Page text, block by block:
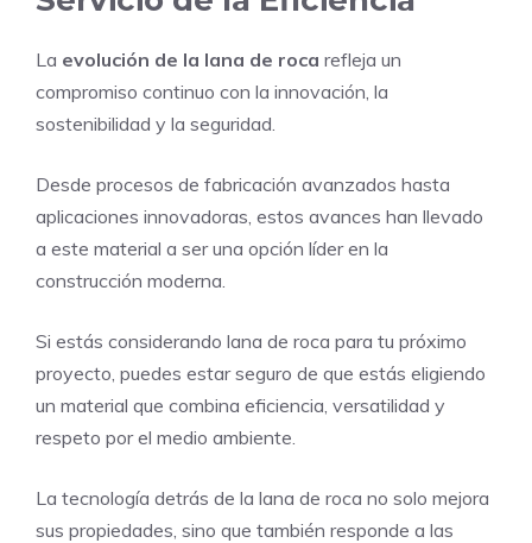
La evolución de la lana de roca refleja un
compromiso continuo con la innovación, la
sostenibilidad y la seguridad.
Desde procesos de fabricación avanzados hasta
aplicaciones innovadoras, estos avances han llevado
a este material a ser una opción líder en la
construcción moderna.
Si estás considerando lana de roca para tu próximo
proyecto, puedes estar seguro de que estás eligiendo
un material que combina eficiencia, versatilidad y
respeto por el medio ambiente.
La tecnología detrás de la lana de roca no solo mejora
sus propiedades, sino que también responde a las